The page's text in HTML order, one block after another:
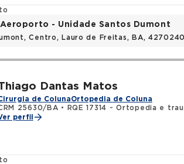
- Unidade Santos Dumont
Centro, Lauro de Freitas, BA,
Dantas Matos
de ColunaOrtopedia de Coluna
25630/BA •
RQE 17314 - Ortopedia e
perfil